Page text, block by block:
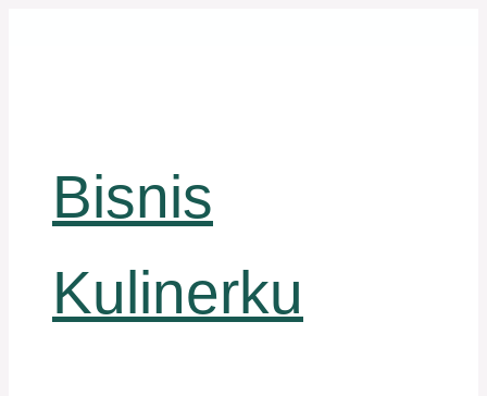
Bisnis
Kulinerku